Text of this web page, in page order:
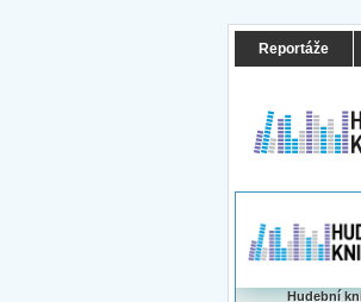
Reportáže
Hudební